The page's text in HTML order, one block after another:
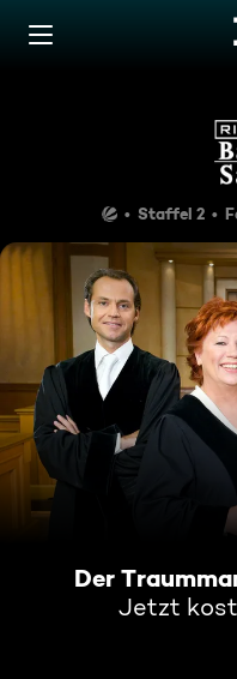
Zum Inhalt
Staffel 2
Der
Jetzt